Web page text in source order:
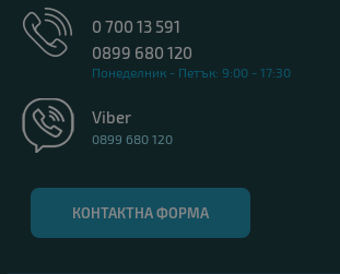
0 700 13 591
0899 680 120
Понеделник - Петък: 9:00 - 17:30
Viber
0899 680 120
КОНТАКТНА ФОРМА